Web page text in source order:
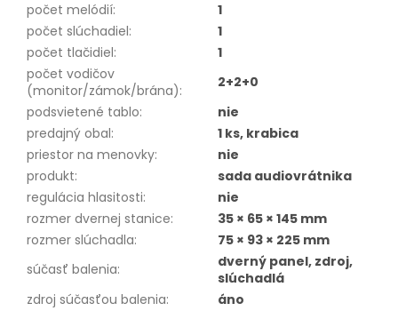
počet melódií:
1
počet slúchadiel:
1
počet tlačidiel:
1
počet vodičov
(monitor/zámok/brána):
2+2+0
podsvietené tablo:
nie
predajný obal:
1 ks, krabica
priestor na menovky:
nie
produkt:
sada audiovrátnika
regulácia hlasitosti:
nie
rozmer dvernej stanice:
35 × 65 × 145 mm
rozmer slúchadla:
75 × 93 × 225 mm
súčasť balenia:
dverný panel, zdroj,
slúchadlá
zdroj súčasťou balenia: áno